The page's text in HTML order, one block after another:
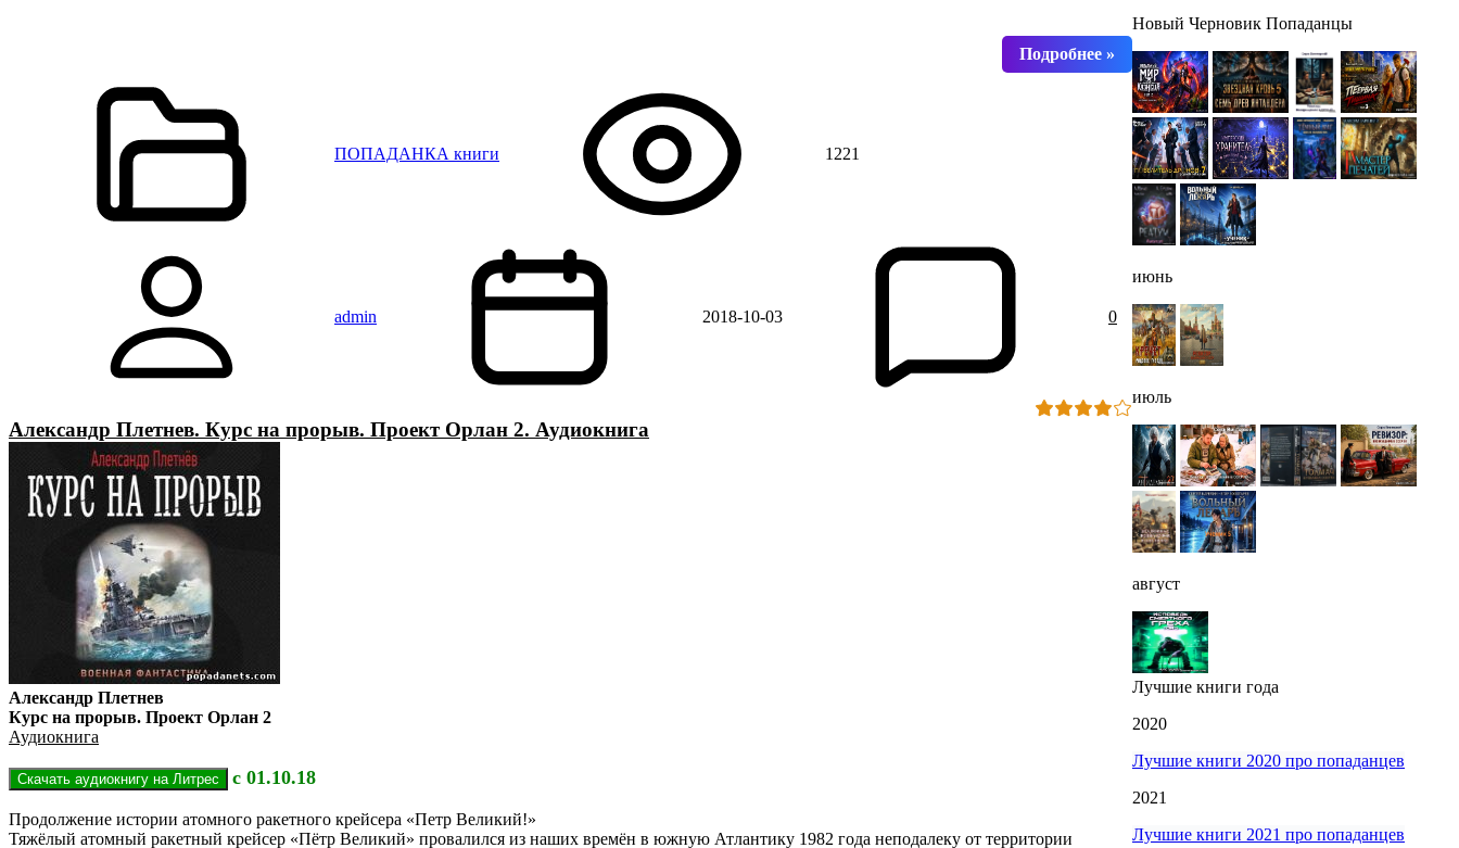
ПОПАДАНКА книги 1221
admin 2018-10-03 0
Александр Плетнев. Курс на прорыв. Проект Орлан 2. Аудиокнига
Александр Плетнев
Курс на прорыв. Проект Орлан 2
Аудиокнига
с 01.10.18
Продолжение истории атомного ракетного крейсера «Петр Великий!»
Тяжёлый атомный ракетный крейсер «Пётр Великий» провалился из наших времён в южную Атлантику 1982 года неподалеку от территории
Новый Черновик Попаданцы
июнь
июль
август
Лучшие книги года
2020
Лучшие книги 2020 про попаданцев
2021
Лучшие книги 2021 про попаданцев